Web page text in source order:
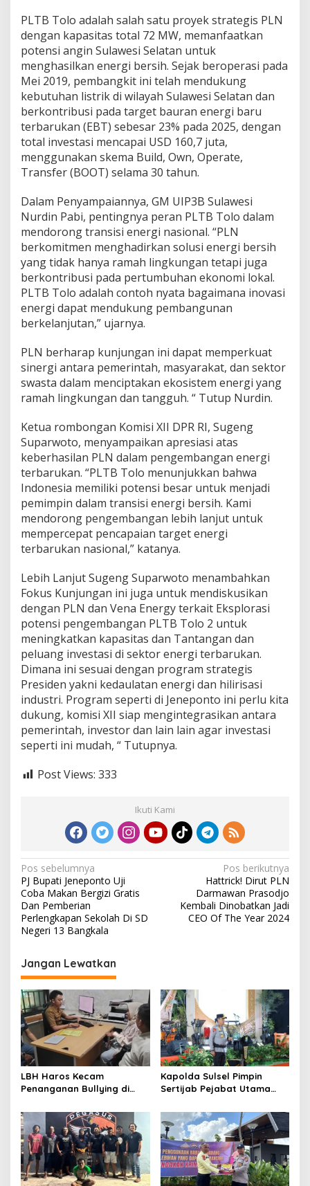
k
a
n
,
P
L
N
S
a
m
b
u
t
K
n
j
u
n
g
a
n
K
r
j
K
o
i
s
X
I
I
D
P
R
R
I
PLTB Tolo adalah salah satu proyek strategis PLN
dengan kapasitas total 72 MW, memanfaatkan
potensi angin Sulawesi Selatan untuk
menghasilkan energi bersih. Sejak beroperasi pada
Mei 2019, pembangkit ini telah mendukung
kebutuhan listrik di wilayah Sulawesi Selatan dan
berkontribusi pada target bauran energi baru
terbarukan (EBT) sebesar 23% pada 2025, dengan
total investasi mencapai USD 160,7 juta,
menggunakan skema Build, Own, Operate,
Transfer (BOOT) selama 30 tahun.
Dalam Penyampaiannya, GM UIP3B Sulawesi
Nurdin Pabi, pentingnya peran PLTB Tolo dalam
mendorong transisi energi nasional. “PLN
berkomitmen menghadirkan solusi energi bersih
yang tidak hanya ramah lingkungan tetapi juga
berkontribusi pada pertumbuhan ekonomi lokal.
PLTB Tolo adalah contoh nyata bagaimana inovasi
energi dapat mendukung pembangunan
berkelanjutan,” ujarnya.
PLN berharap kunjungan ini dapat memperkuat
sinergi antara pemerintah, masyarakat, dan sektor
swasta dalam menciptakan ekosistem energi yang
ramah lingkungan dan tangguh. “ Tutup Nurdin.
Ketua rombongan Komisi XII DPR RI, Sugeng
Suparwoto, menyampaikan apresiasi atas
keberhasilan PLN dalam pengembangan energi
terbarukan. “PLTB Tolo menunjukkan bahwa
Indonesia memiliki potensi besar untuk menjadi
pemimpin dalam transisi energi bersih. Kami
mendorong pengembangan lebih lanjut untuk
mempercepat pencapaian target energi
terbarukan nasional,” katanya.
Lebih Lanjut Sugeng Suparwoto menambahkan
Fokus Kunjungan ini juga untuk mendiskusikan
dengan PLN dan Vena Energy terkait Eksplorasi
potensi pengembangan PLTB Tolo 2 untuk
meningkatkan kapasitas dan Tantangan dan
peluang investasi di sektor energi terbarukan.
Dimana ini sesuai dengan program strategis
Presiden yakni kedaulatan energi dan hilirisasi
industri. Program seperti di Jeneponto ini perlu kita
dukung, komisi XII siap mengintegrasikan antara
pemerintah, investor dan lain lain agar investasi
seperti ini mudah, “ Tutupnya.
Post Views: 333
Ikuti Kami
N
a
v
i
a
s
i
p
o
s
Pos sebelumnya
PJ Bupati Jeneponto Uji
Coba Makan Bergizi Gratis
Dan Pemberian
Perlengkapan Sekolah Di SD
Negeri 13 Bangkala
Pos berikutnya
Hattrick! Dirut PLN
Darmawan Prasodjo
Kembali Dinobatkan Jadi
CEO Of The Year 2024
Jangan Lewatkan
LBH Haros Kecam
Penanganan Bullying di
Justru Dipaksa Pindah
Kapolda Sulsel Pimpin
Sertijab Pejabat Utama
Serta Lantik Karolog dan
Kapolresta Gowa